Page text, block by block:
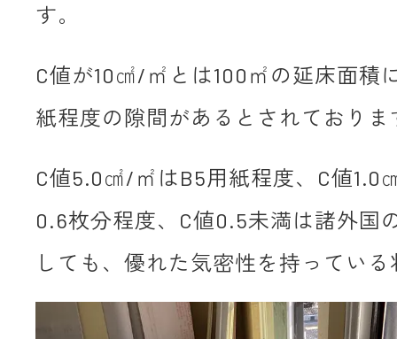
す。
C値が10㎠/㎡とは100㎡の延床面積
紙程度の隙間があるとされておりま
C値5.0㎠/㎡はB5用紙程度、C値1.0
0.6枚分程度、C値0.5未満は諸外国
しても、優れた気密性を持ってい